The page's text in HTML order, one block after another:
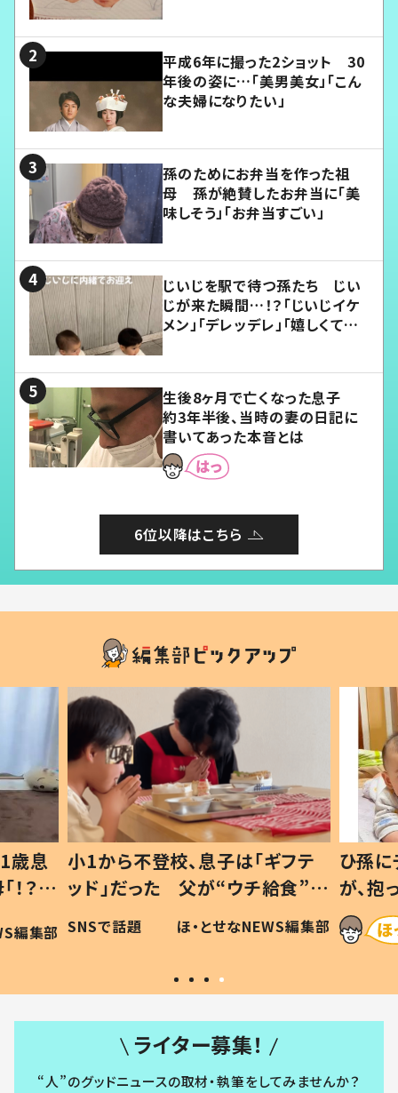
平成6年に撮った2ショット 30
年後の姿に…「美男美女」「こん
な夫婦になりたい」
孫のためにお弁当を作った祖
母 孫が絶賛したお弁当に「美
味しそう」「お弁当すごい」
じいじを駅で待つ孫たち じい
じが来た瞬間…！？「じいじイケ
メン」「デレッデレ」「嬉しくて可
生後8ヶ月で亡くなった息子
約3年半後、当時の妻の日記に
書いてあった本音とは
6位以降はこちら
歳息
？」
編集部
小1から不登校、息子は「ギフテ
ッド」だった 父が“ウチ給食”を
作り続ける理由とは #令和の親
#令和の子
SNSで話題 ほ・とせなNEWS編集部
ひ孫
が、
「涙が
い」
ライター募集！
“人”のグッドニュースの取材・執筆をしてみませんか？